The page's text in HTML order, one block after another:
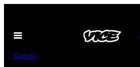
content
Open
Culture